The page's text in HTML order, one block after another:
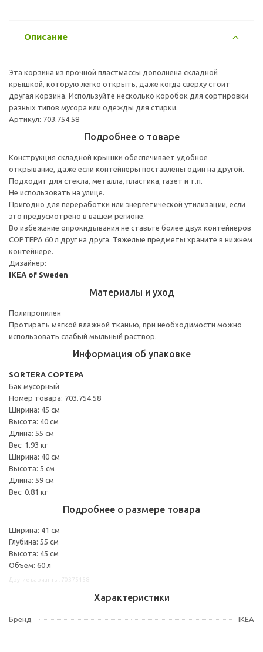
Описание
Эта корзина из прочной пластмассы дополнена складной
крышкой, которую легко открыть, даже когда сверху стоит
другая корзина. Используйте несколько коробок для сортировки
разных типов мусора или одежды для стирки.
Артикул: 703.754.58
Подробнее о товаре
Конструкция складной крышки обеспечивает удобное
открывание, даже если контейнеры поставлены один на другой.
Подходит для стекла, металла, пластика, газет и т.п.
Не использовать на улице.
Пригодно для переработки или энергетической утилизации, если
это предусмотрено в вашем регионе.
Во избежание опрокидывания не ставьте более двух контейнеров
СОРТЕРА 60 л друг на друга. Тяжелые предметы храните в нижнем
контейнере.
Дизайнер:
IKEA of Sweden
Материалы и уход
Полипропилен
Протирать мягкой влажной тканью, при необходимости можно
использовать слабый мыльный раствор.
Информация об упаковке
SORTERA СОРТЕРА
Бак мусорный
Номер товара: 703.754.58
Ширина: 45 см
Высота: 40 см
Длина: 55 см
Вес: 1.93 кг
Ширина: 40 см
Высота: 5 см
Длина: 59 см
Вес: 0.81 кг
Подробнее о размере товара
Ширина: 41 см
Глубина: 55 см
Высота: 45 см
Объем: 60 л
Характеристики
Бренд IKEA